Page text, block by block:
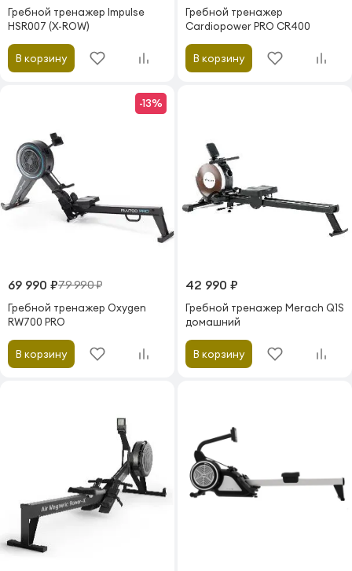
Гребной тренажер Impulse
HSR007 (X-ROW)
В корзину
Гребной тренажер
Cardiopower PRO CR400
В корзину
-13%
69 990 ₽79 990 ₽
Гребной тренажер Oxygen
RW700 PRO
В корзину
42 990 ₽
Гребной тренажер Merach Q1S
домашний
В корзину